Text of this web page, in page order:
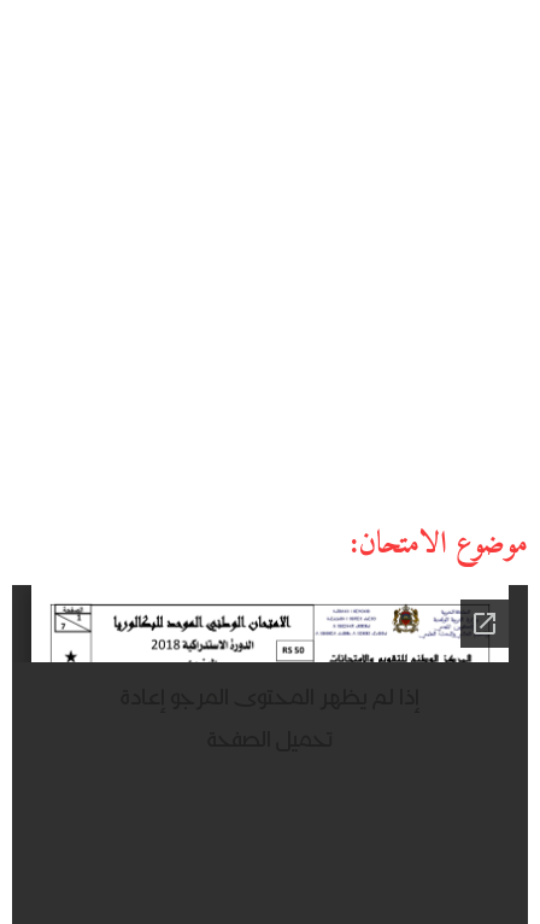
موضوع الامتحان: